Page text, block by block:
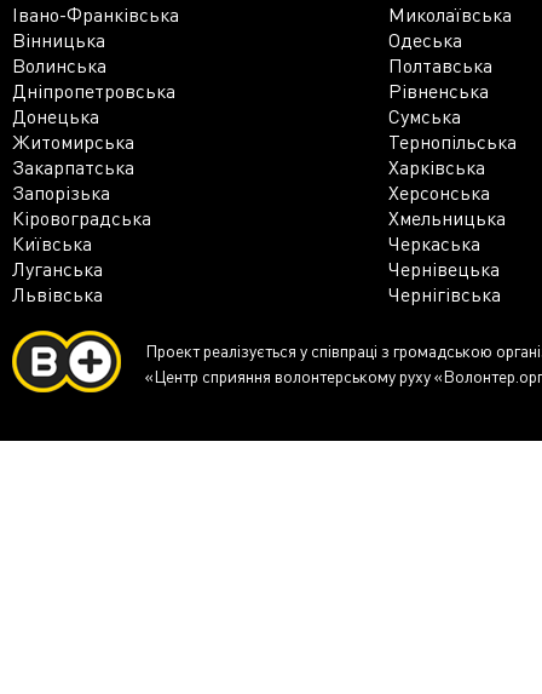
Івано-Франківська
Миколаївська
Вінницька
Одеська
Волинська
Полтавська
Дніпропетровська
Рівненська
Донецька
Сумська
Житомирська
Тернопільська
Закарпатська
Харківська
Запорізька
Херсонська
Кіровоградська
Хмельницька
Київська
Черкаська
Луганська
Чернівецька
Львівська
Чернігівська
Проект реалізується у співпраці з громадською
«Центр сприяння волонтерському руху